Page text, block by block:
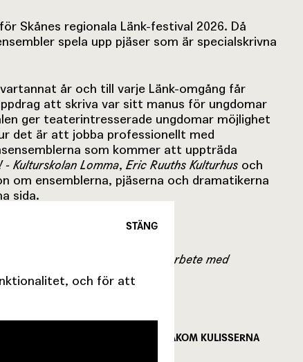
Skånes regionala Länk-festival 2026. Då
spela upp pjäser som är specialskrivna
år och till varje Länk-omgång får
att skriva var sitt manus för ungdomar
ger teaterintresserade ungdomar möjlighet
det är att jobba professionellt med
som kommer att uppträda
- Kulturskolan Lomma, Eric Ruuths Kulturhus och
om ensemblerna, pjäserna och dramatikerna
sida.
av Malmö Stadsteater i samarbete med
FÖLJ MED BAKOM KULISSERNA
STÄNG
och för att